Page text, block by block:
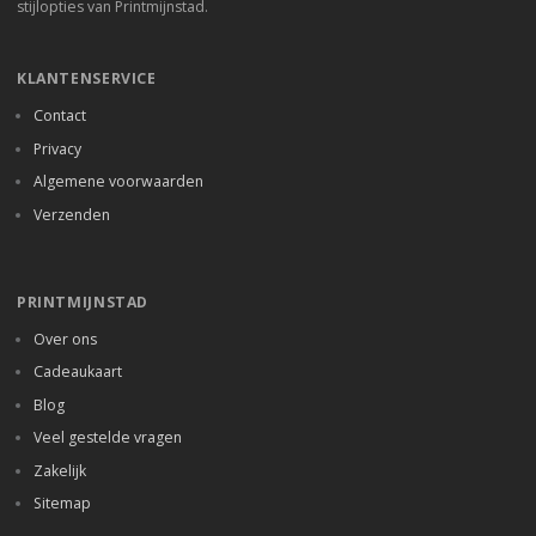
stijlopties van Printmijnstad.
KLANTENSERVICE
Contact
Privacy
Algemene voorwaarden
Verzenden
PRINTMIJNSTAD
Over ons
Cadeaukaart
Blog
Veel gestelde vragen
Zakelijk
Sitemap